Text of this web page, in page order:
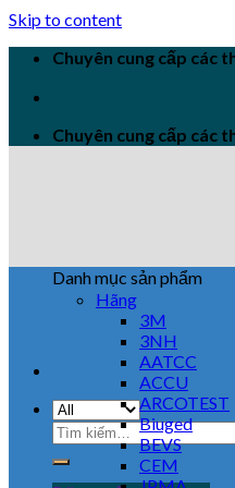
Skip to content
Chuyên cung cấp các
Chuyên cung cấp các
Danh mục sản phẩm
Hãng
3M
3NH
AATCC
ACCU
ARCOTEST
Biuged
BEVS
CEM